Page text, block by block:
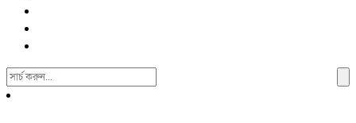
Search
For: